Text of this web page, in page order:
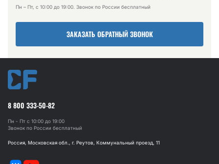
Пн – Пт, с 10:00 до 19:00. Звонок по России бесплатный
ЗАКАЗАТЬ ОБРАТНЫЙ ЗВОНОК
8 800 333-50-82
Пн - Пт с 10:00 до 19:00
Звонок по России бесплатный
Россия, Московская обл., г. Реутов, Коммунальный проезд, 11